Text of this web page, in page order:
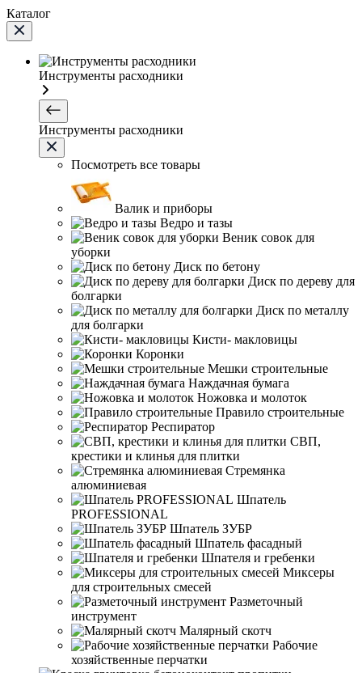
Каталог
Инструменты расходники
Инструменты расходники
Посмотреть все товары
Валик и приборы
Ведро и тазы
Веник совок для
уборки
Диск по бетону
Диск по дереву для
болгарки
Диск по металлу
для болгарки
Кисти- макловицы
Коронки
Мешки строительные
Наждачная бумага
Ножовка и молоток
Правило строительные
Респиратор
СВП,
крестики и клинья для плитки
Стремянка
алюминиевая
Шпатель
PROFESSIONAL
Шпатель ЗУБР
Шпатель фасадный
Шпателя и гребенки
Миксеры
для строительных смесей
Разметочный
инструмент
Малярный скотч
Рабочие
хозяйственные перчатки